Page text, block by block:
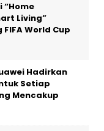
“Home
Living”
World Cup
Hadirkan
Setiap
Mencakup